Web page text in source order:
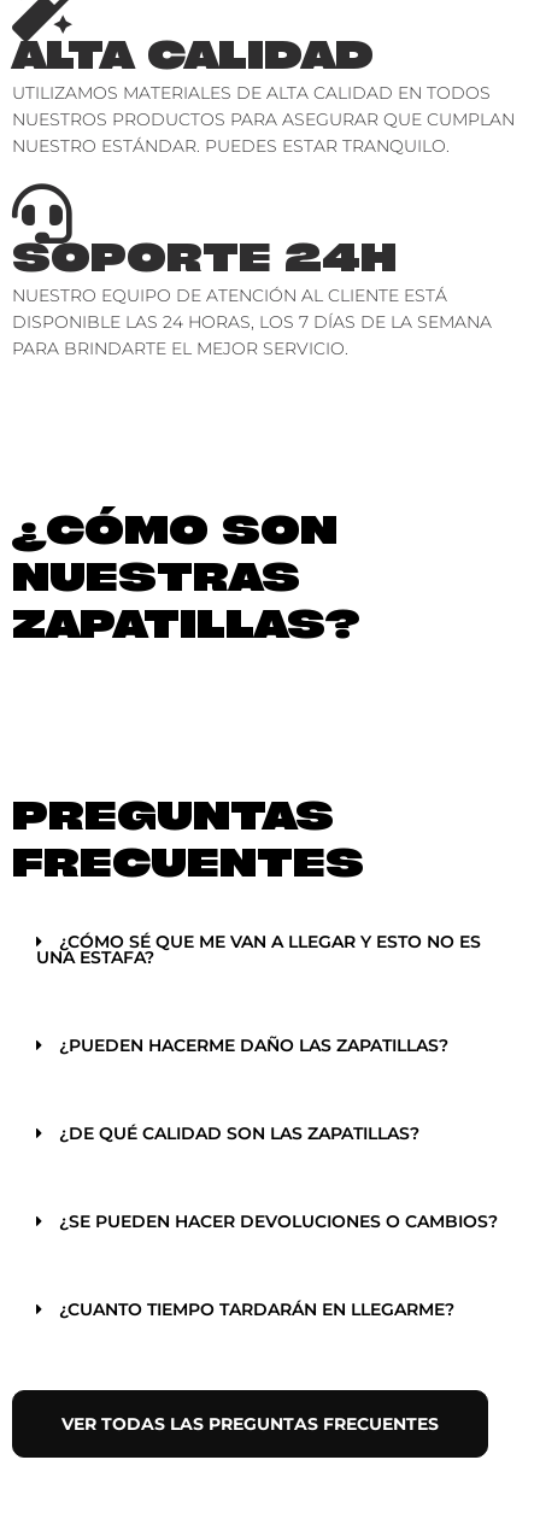
ALTA CALIDAD
UTILIZAMOS MATERIALES DE ALTA CALIDAD EN TODOS
NUESTROS PRODUCTOS PARA ASEGURAR QUE CUMPLAN
NUESTRO ESTÁNDAR. PUEDES ESTAR TRANQUILO.
SOPORTE 24H
NUESTRO EQUIPO DE ATENCIÓN AL CLIENTE ESTÁ
DISPONIBLE LAS 24 HORAS, LOS 7 DÍAS DE LA SEMANA
PARA BRINDARTE EL MEJOR SERVICIO.
¿CÓMO SON
NUESTRAS
ZAPATILLAS?
PREGUNTAS
FRECUENTES
¿CÓMO SÉ QUE ME VAN A LLEGAR Y ESTO NO ES
UNA ESTAFA?
¿PUEDEN HACERME DAÑO LAS ZAPATILLAS?
¿DE QUÉ CALIDAD SON LAS ZAPATILLAS?
¿SE PUEDEN HACER DEVOLUCIONES O CAMBIOS?
¿CUANTO TIEMPO TARDARÁN EN LLEGARME?
VER TODAS LAS PREGUNTAS FRECUENTES